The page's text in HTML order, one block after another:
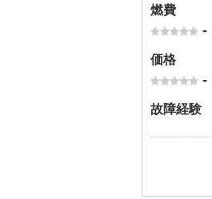
燃費
-
価格
-
故障経験